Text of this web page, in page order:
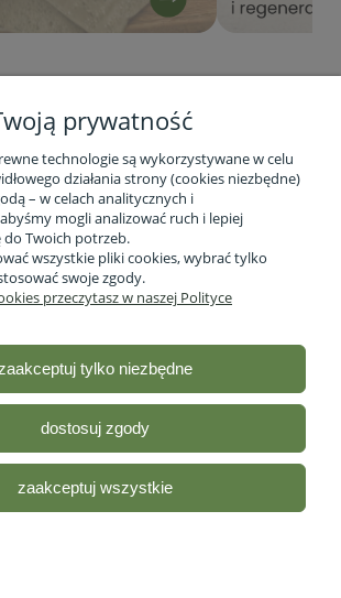
Informacje o firmie
Obsługa klienta
Moje konto
żywnością - Stacja Bio| ul. lubelska 46 2/12,
533 750 361| NIP: 5170418066
nasz profil naFacebooku!
prywatność
technologie są wykorzystywane w celu
działania strony (cookies niezbędne)
– w celach analitycznych i
mogli analizować ruch i lepiej
Twoich potrzeb.
wszystkie pliki cookies, wybrać tylko
swoje zgody.
przeczytasz w naszej Polityce
tylko niezbędne
dostosuj zgody
zaakceptuj wszystkie